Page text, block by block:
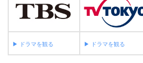
▶︎ ドラマを観る ▶︎ ドラマを観る